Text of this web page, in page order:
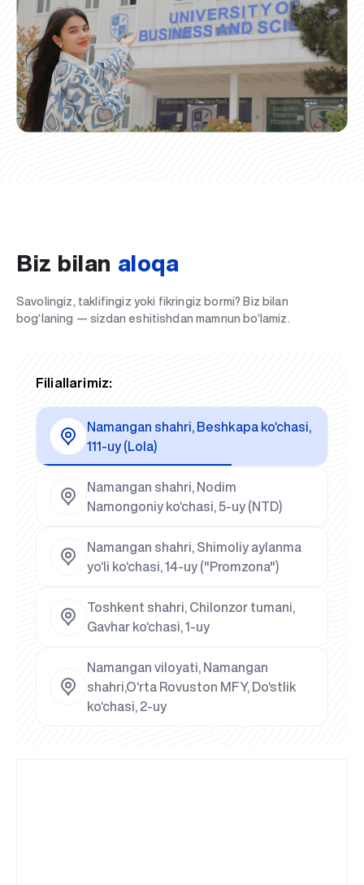
Biz bilan aloqa
Savolingiz, taklifingiz yoki fikringiz bormi? Biz bilan
bog‘laning — sizdan eshitishdan mamnun bo‘lamiz.
Filiallarimiz:
Namangan shahri, Beshkapa ko‘chasi,
111-uy (Lola)
Namangan shahri, Nodim
Namongoniy ko‘chasi, 5-uy (NTD)
Namangan shahri, Shimoliy aylanma
yo‘li ko‘chasi, 14-uy ("Promzona")
Toshkent shahri, Chilonzor tumani,
Gavhar ko‘chasi, 1-uy
Namangan viloyati, Namangan
shahri,O‘rta Rovuston MFY, Do‘stlik
ko‘chasi, 2-uy